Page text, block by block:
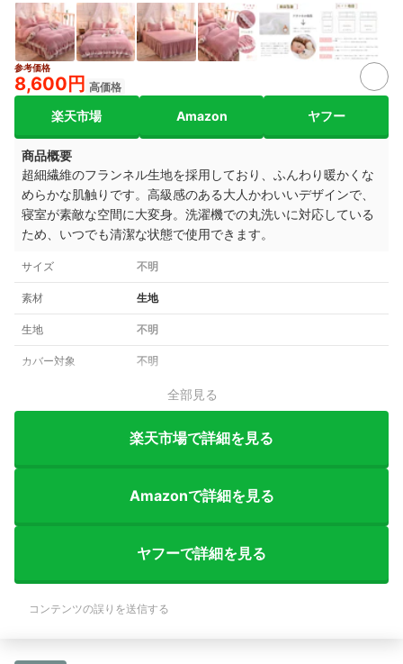
参考価格
8,600円 高価格
楽天市場 Amazon ヤフー
商品概要
超細繊維のフランネル生地を採用しており、ふんわり暖かくな
めらかな肌触りです。高級感のある大人かわいいデザインで、
寝室が素敵な空間に大変身。洗濯機での丸洗いに対応している
ため、いつでも清潔な状態で使用できます。
サイズ 不明
素材 生地
生地 不明
カバー対象 不明
全部見る
楽天市場で詳細を見る
Amazonで詳細を見る
ヤフーで詳細を見る
コンテンツの誤りを送信する